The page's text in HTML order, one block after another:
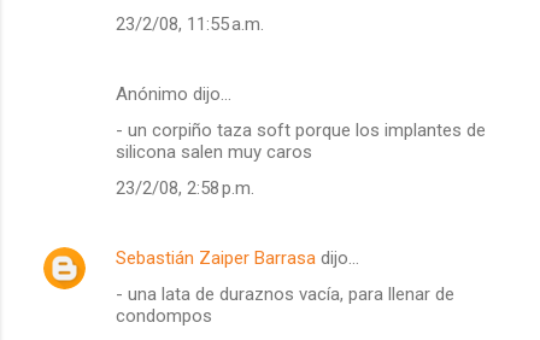
23/2/08, 11:55 a.m.
Anónimo dijo…
- un corpiño taza soft porque los implantes de
silicona salen muy caros
23/2/08, 2:58 p.m.
Sebastián Zaiper Barrasa dijo…
- una lata de duraznos vacía, para llenar de
condompos